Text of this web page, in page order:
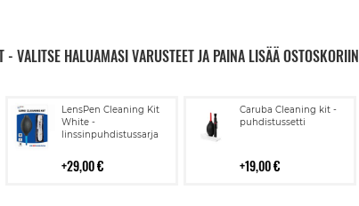
- VALITSE HALUAMASI VARUSTEET JA PAINA LISÄÄ OSTOSKORIIN
LensPen Cleaning Kit
White -
linssinpuhdistussarja
29,00 €
Lisää
ostoskoriin
Caruba Cleaning kit -
puhdistussetti
19,00 €
Lisää
ostoskoriin